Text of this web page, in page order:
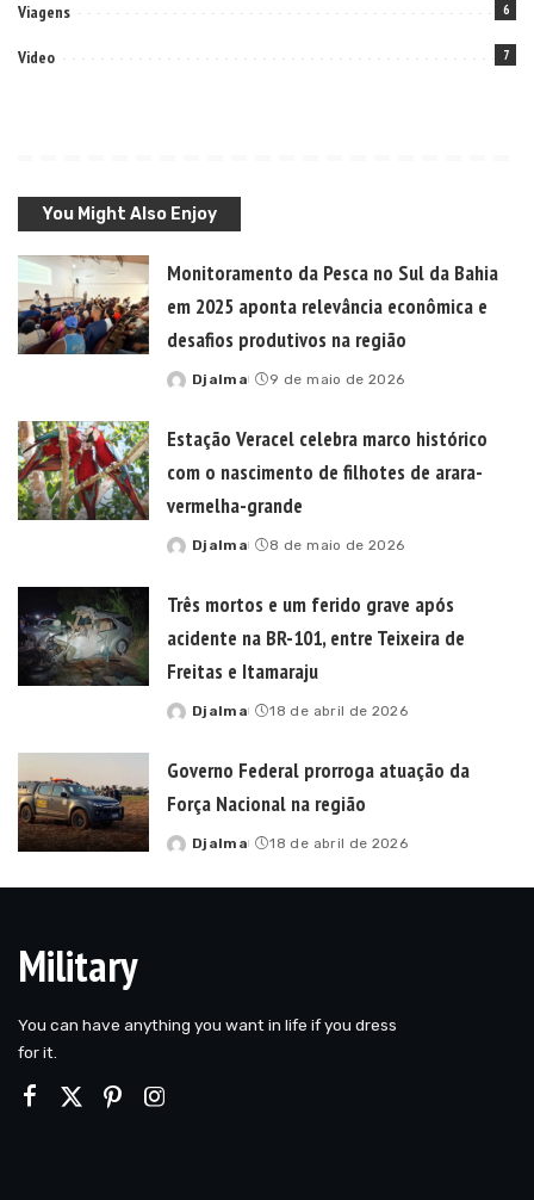
Viagens 6
Video 7
You Might Also Enjoy
Monitoramento da Pesca no Sul da Bahia
em 2025 aponta relevância econômica e
desafios produtivos na região
Posted
Djalma 9 de maio de 2026
Estação Veracel celebra marco histórico
com o nascimento de filhotes de arara-
vermelha-grande
Posted
Djalma 8 de maio de 2026
Três mortos e um ferido grave após
acidente na BR-101, entre Teixeira de
Freitas e Itamaraju
Posted
Djalma 18 de abril de 2026
Governo Federal prorroga atuação da
Força Nacional na região
Posted
Djalma 18 de abril de 2026
Military
You can have anything you want in life if you dress
for it.